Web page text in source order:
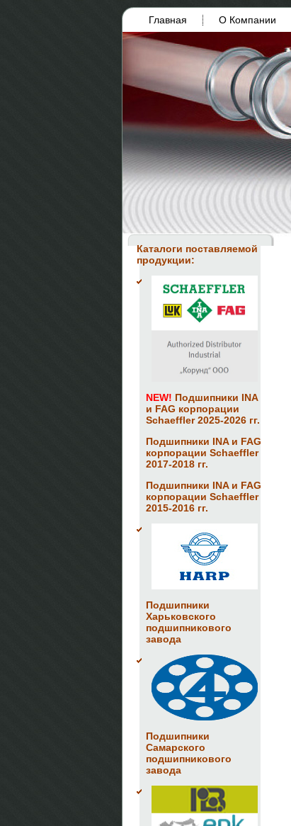
Главная О Компании
Каталоги поставляемой
продукции:
NEW! Подшипники INA
и FAG корпорации
Schaeffler 2025-2026 гг.
Подшипники INA и FAG
корпорации Schaeffler
2017-2018 гг.
Подшипники INA и FAG
корпорации Schaeffler
2015-2016 гг.
Подшипники
Харьковского
подшипникового
завода
Подшипники
Самарского
подшипникового
завода